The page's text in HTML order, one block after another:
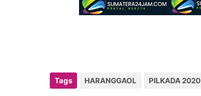
Tags HARANGGAOL PILKADA 2020